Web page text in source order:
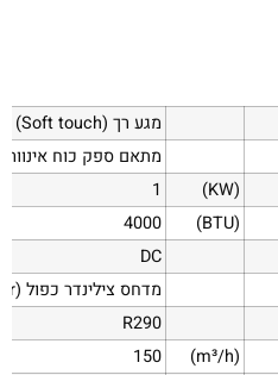
מגע רך (Soft touch)
מתאם ספק כוח
(KW)
1
(BTU)
4000
DC
מדחס צילינדר כפול (Duplex cylinder)
R290
(m³/h)
150